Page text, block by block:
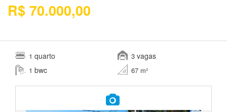
R$ 70.000,00
1 quarto
1 bwc
3 vagas
67 m²